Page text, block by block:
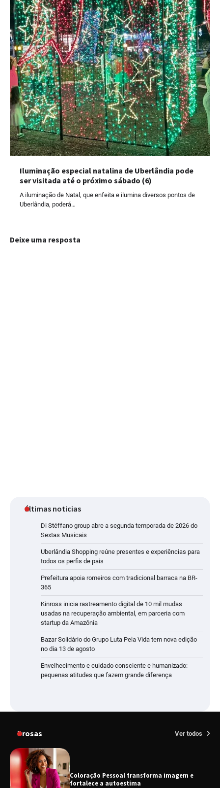
Iluminação especial natalina de Uberlândia pode
ser visitada até o próximo sábado (6)
A iluminação de Natal, que enfeita e ilumina diversos pontos de
Uberlândia, poderá…
Deixe uma resposta
últimas noticias
Di Stéffano group abre a segunda temporada de 2026 do
Sextas Musicais
Uberlândia Shopping reúne presentes e experiências para
todos os perfis de pais
Prefeitura apoia romeiros com tradicional barraca na BR-
365
Kinross inicia rastreamento digital de 10 mil mudas
usadas na recuperação ambiental, em parceria com
startup da Amazônia
Bazar Solidário do Grupo Luta Pela Vida tem nova edição
no dia 13 de agosto
Envelhecimento e cuidado consciente e humanizado:
pequenas atitudes que fazem grande diferença
Prosas Ver todos
Coloração Pessoal transforma imagem e
fortalece a autoestima